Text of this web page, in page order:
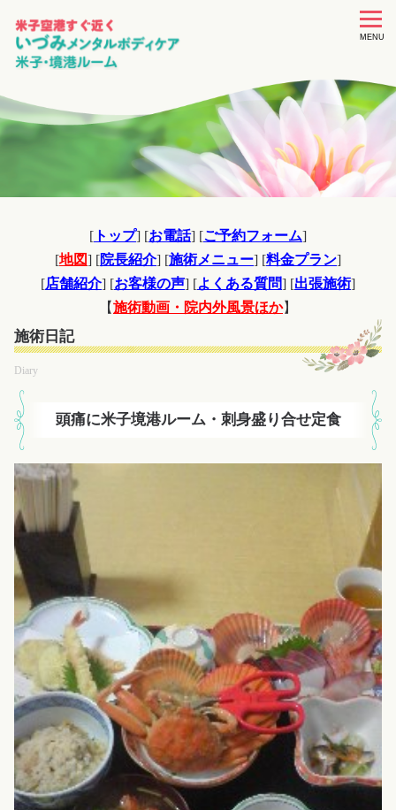
toggle
MENU
[ トップ] [お電話] [ご予約フォーム]
[地図] [院長紹介] [施術メニュー] [料金プラン]
[店舗紹介] [お客様の声] [よくある質問] [出張施術]
【施術動画・院内外風景ほか】
施術日記
Diary
頭痛に米子境港ルーム・刺身盛り合せ定食